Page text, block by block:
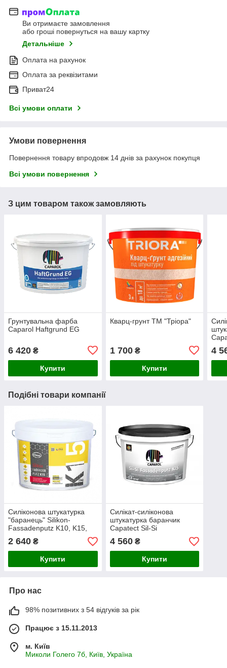
Ви отримаєте замовлення
або гроші повернуться на вашу картку
Детальніше
Оплата на рахунок
Оплата за реквізитами
Приват24
Всі умови оплати
Умови повернення
Повернення товару впродовж 14 днів за рахунок покупця
Всі умови повернення
З цим товаром також замовляють
Грунтувальна фарба
Caparol Haftgrund EG
6 420 ₴
Купити
Кварц-грунт ТМ "Тріора"
1 700₴
Купити
4
Подібні товари компанії
Силіконова штукатурка
"баранець" Silikon-
Fassadenputz K10, K15,
K20
2 640 ₴
Купити
Силікат-силіконова
штукатурка баранчик
Capatect Sil-Si
Fassadenputz K15
4 560₴
Купити
Про нас
98% позитивних з 54 відгуків за рік
Працює з 15.11.2013
м. Київ
Миколи Голего 7б, Київ, Україна